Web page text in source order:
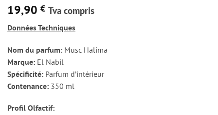
19,90 € Tva compris
Données Techniques
Nom du parfum: Musc Halima
Marque: El Nabil
Spécificité: Parfum d’intérieur
Contenance: 350 ml
Profil Olfactif: